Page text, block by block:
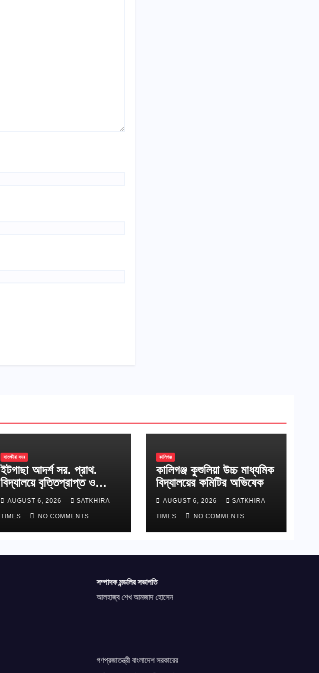
সাতক্ষীরা সদর
ইটগাছা আদর্শ সর. প্রাথ.
বিদ্যালয়ে বৃত্তিপ্রাপ্ত ও
শাপলা কাব অ্যাওয়ার্ডপ্রাপ্ত
শিক্ষার্থীদের সংবর্ধনা
AUGUST 6, 2026 SATKHIRA
TIMES NO COMMENTS
কালিগঞ্জ
কালিগঞ্জ কুশুলিয়া উচ্চ মাধ্যমিক
বিদ্যালয়ের কমিটির অভিষেক
AUGUST 6, 2026 SATKHIRA
TIMES NO COMMENTS
সম্পাদক মন্ডলির সভাপতি
আলহাজ্ব শেখ আমজাদ হোসেন
গণপ্রজাতন্ত্রী বাংলাদেশ সরকারের